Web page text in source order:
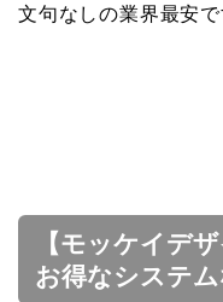
文句なしの業界最安で
【モッケイデ
お得なシステム